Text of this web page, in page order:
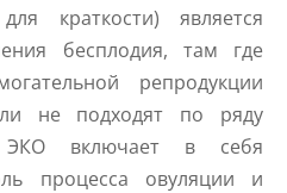
краткости) является
бесплодия, там где
репродукции
не подходят по ряду
ЭКО включает в себя
процесса овуляции и